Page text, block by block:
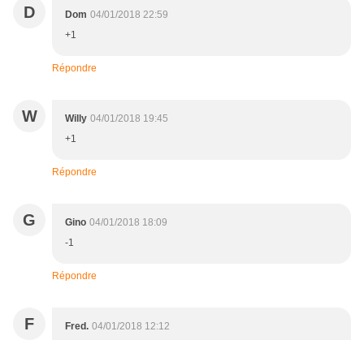
D Dom 04/01/2018 22:59
+1
Répondre
W Willy 04/01/2018 19:45
+1
Répondre
G Gino 04/01/2018 18:09
-1
Répondre
F Fred. 04/01/2018 12:12